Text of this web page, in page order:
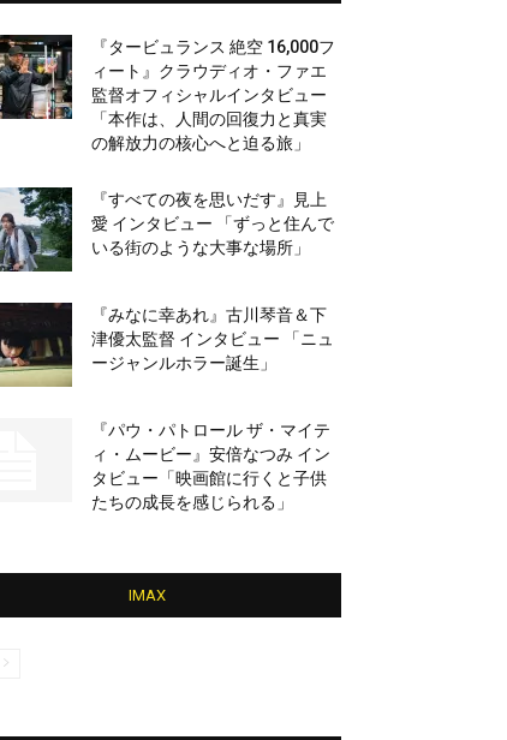
『タービュランス 絶空 16,000フ
ィート』クラウディオ・ファエ
監督オフィシャルインタビュー
「本作は、人間の回復力と真実
の解放力の核心へと迫る旅」
『すべての夜を思いだす』見上
愛 インタビュー 「ずっと住んで
いる街のような大事な場所」
『みなに幸あれ』古川琴音＆下
津優太監督 インタビュー 「ニュ
ージャンルホラー誕生」
『パウ・パトロール ザ・マイテ
ィ・ムービー』安倍なつみ イン
タビュー「映画館に行くと子供
たちの成長を感じられる」
IMAX